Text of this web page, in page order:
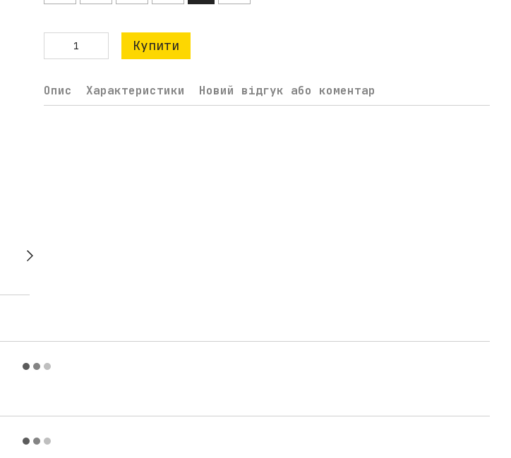
Купити
Опис Характеристики Новий відгук або коментар